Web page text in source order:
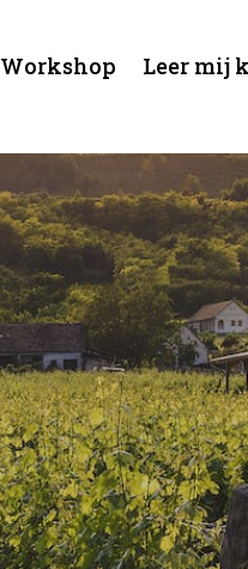
Workshop Leer mij